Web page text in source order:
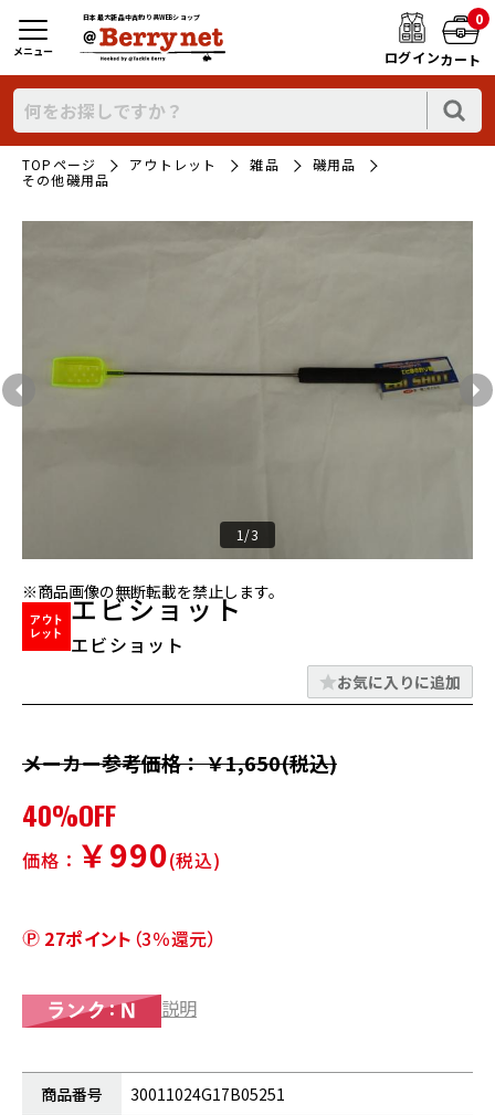
日本最大新品中古釣り具WEBショップ
ログイン
0
カート
メニュー
TOPページ アウトレット 雑品
磯用品
その他磯用品
1/3
※商品画像の無断転載を禁止します。
エビショット
エビショット
お気に入りに追加
メーカー参考価格： ￥1,650(税込)
40%OFF
価格： ￥990(税込)
27ポイント （3％還元）
説明
商品番号
30011024G17B05251